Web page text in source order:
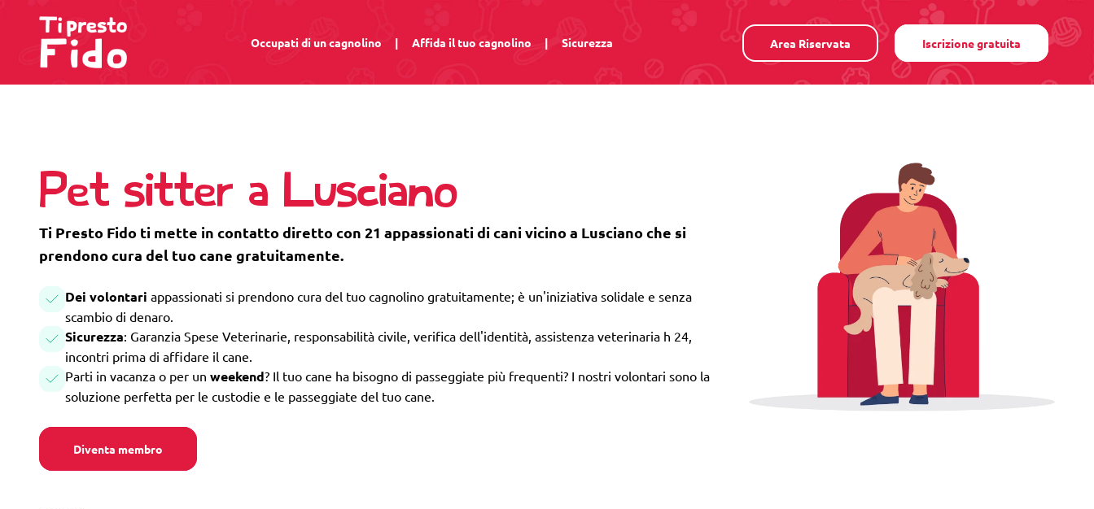
Occupati di un cagnolino | Affida il tuo cagnolino | Sicurezza Area Riservata Iscrizione gratuita
Pet sitter a Lusciano
Ti Presto Fido ti mette in contatto diretto con 21 appassionati di cani vicino a Lusciano che si
prendono cura del tuo cane gratuitamente.
Dei volontari appassionati si prendono cura del tuo cagnolino gratuitamente; è un'iniziativa solidale e senza
scambio di denaro.
Sicurezza: Garanzia Spese Veterinarie, responsabilità civile, verifica dell'identità, assistenza veterinaria h 24,
incontri prima di affidare il cane.
Parti in vacanza o per un weekend? Il tuo cane ha bisogno di passeggiate più frequenti? I nostri volontari sono la
soluzione perfetta per le custodie e le passeggiate del tuo cane.
Diventa membro